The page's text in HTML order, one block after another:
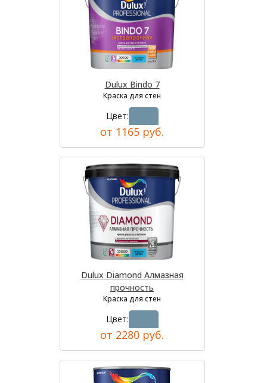
Dulux Bindo 7
Краска для стен
Цвет:
от 1165 руб.
Dulux Diamond Алмазная
прочность
Краска для стен
Цвет:
от 2280 руб.